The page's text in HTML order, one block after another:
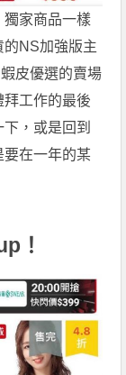
獨家商品一樣
的NS加強版主
皮優選的賣場
工作的最後
，或是回到
在一年的某
！